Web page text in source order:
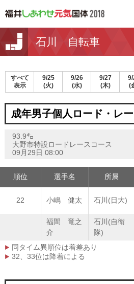
石川 自転車
すべて
表示
9/25
(火)
9/26
(水)
9/27
(木)
(
成年男子個人ロード・レ
93.9㌔
大野市特設ロードレースコース
09月29日 08:00
順位 選手名 所属
22 小嶋 健太 石川(日大)
福間 竜之
介
石川(自衛
隊)
同タイム異順位は着差あり
32、33位は降着による